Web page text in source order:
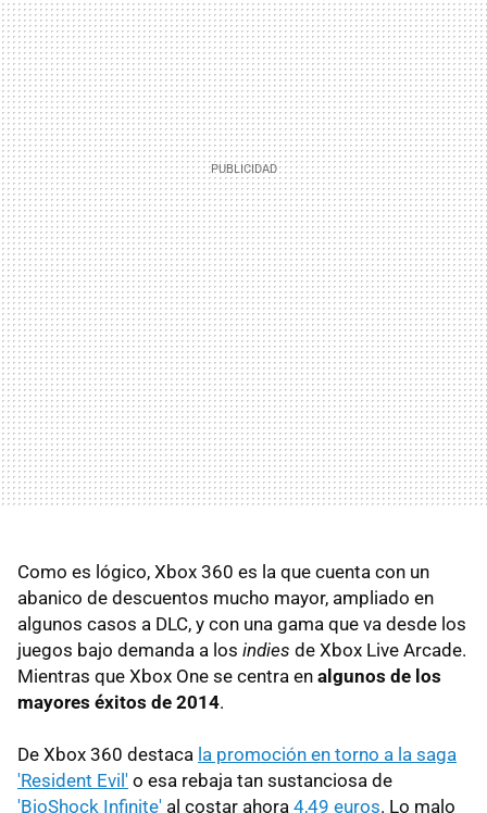
Como es lógico, Xbox 360 es la que cuenta con un
abanico de descuentos mucho mayor, ampliado en
algunos casos a DLC, y con una gama que va desde los
juegos bajo demanda a los indies de Xbox Live Arcade.
Mientras que Xbox One se centra en algunos de los
mayores éxitos de 2014.
De Xbox 360 destaca la promoción en torno a la saga
'Resident Evil' o esa rebaja tan sustanciosa de
'BioShock Infinite' al costar ahora 4,49 euros. Lo malo